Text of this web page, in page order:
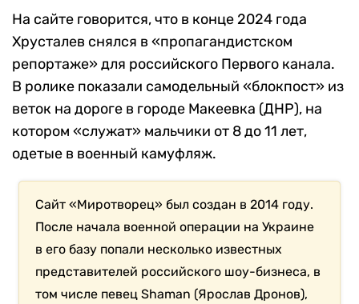
На сайте говорится, что в конце 2024 года
Хрусталев снялся в «пропагандистском
репортаже» для российского Первого канала.
В ролике показали самодельный «блокпост» из
веток на дороге в городе Макеевка (ДНР), на
котором «служат» мальчики от 8 до 11 лет,
одетые в военный камуфляж.
Сайт «Миротворец» был создан в 2014 году.
После начала военной операции на Украине
в его базу попали несколько известных
представителей российского шоу-бизнеса, в
том числе певец Shaman (Ярослав Дронов),